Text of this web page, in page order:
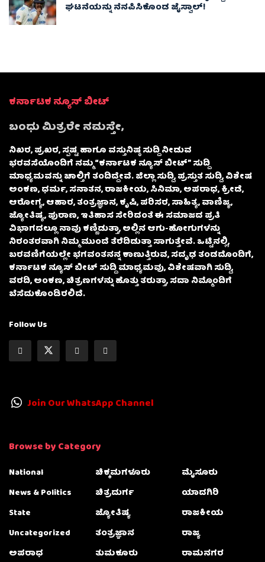
ಘಟನೆಯನ್ನು ನೆನಪಿಸಿಕೊಂಡ ಜೈಸ್ವಾಲ್!
ಕರ್ನಾಟಕ ನ್ಯೂಸ್ ಬೀಟ್
ಬಂಧು ಮಿತ್ರರೇ ನಮಸ್ತೇ,
ನಿಖರ, ಪ್ರಖರ, ಸ್ಪಷ್ಟ ಹಾಗೂ ವಸ್ತುನಿಷ್ಠ ಸುದ್ದಿ ನೀಡುವ
ಭರವಸೆಯೊಂದಿಗೆ ನಮ್ಮ “ಕರ್ನಾಟಕ ನ್ಯೂಸ್ ಬೀಟ್” ಸುದ್ದಿ
ಮಾಧ್ಯಮವನ್ನು ಚಾಲ್ತಿಗೆ ತಂದಿದ್ದೇವೆ. ಜಿಲ್ಲಾ ಸುದ್ದಿ, ಪ್ರಸ್ತುತ ಸುದ್ದಿ, ವಿಶೇಷ
ಅಂಕಣ, ಧರ್ಮ, ಸನಾತನ, ರಾಜಕೀಯ, ಸಿನಿಮಾ, ಅಪರಾಧ, ಕ್ರೀಡೆ,
ಆರೋಗ್ಯ, ಆಹಾರ, ತಂತ್ರಜ್ಞಾನ, ಕೃಷಿ, ಪರಿಸರ, ಸಾಹಿತ್ಯ, ವಾಣಿಜ್ಯ,
ಜ್ಯೋತಿಷ್ಯ, ಪುರಾಣ, ಇತಿಹಾಸ ಸೇರಿದಂತೆ ಈ ಸಮಾಜದ ಪ್ರತಿ
ವಿಭಾಗದಲ್ಲೂ ನಾವು ಕಣ್ಣಿಡುತ್ತಾ, ಅಲ್ಲಿನ ಆಗು-ಹೋಗುಗಳನ್ನು
ನಿರಂತರವಾಗಿ ನಿಮ್ಮ ಮುಂದೆ ತೆರೆದಿಡುತ್ತಾ ಸಾಗುತ್ತೇವೆ. ಒಟ್ಟಿನಲ್ಲಿ,
ಬರವಣಿಗೆಯಲ್ಲೇ ಭಗವಂತನನ್ನ ಕಾಣುತ್ತಿರುವ, ಸದೃಢ ತಂಡದೊಂದಿಗೆ,
ಕರ್ನಾಟಕ ನ್ಯೂಸ್ ಬೀಟ್ ಸುದ್ದಿ ಮಾಧ್ಯಮವು, ವಿಶೇಷವಾಗಿ ಸುದ್ದಿ,
ವರದಿ, ಅಂಕಣ, ಚಿತ್ರಣಗಳನ್ನು ಹೊತ್ತು ತರುತ್ತಾ, ಸದಾ ನಿಮ್ಮೊಂದಿಗೆ
ಬೆಸೆದುಕೊಂಡಿರಲಿದೆ.
Follow Us
Join Our WhatsApp Channel
Browse by Category
National
News & Politics
State
Uncategorized
ಅಪರಾಧ
ಚಿಕ್ಕಮಗಳೂರು
ಚಿತ್ರದುರ್ಗ
ಜ್ಯೋತಿಷ್ಯ
ತಂತ್ರಜ್ಞಾನ
ತುಮಕೂರು
ಮೈಸೂರು
ಯಾದಗಿರಿ
ರಾಜಕೀಯ
ರಾಜ್ಯ
ರಾಮನಗರ